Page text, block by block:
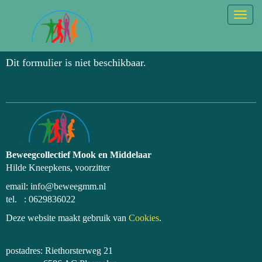
Dit formulier is niet beschikbaar.
Beweegcollectief Mook en Middelaar
Hilde Kneepkens, voorzitter
email: info@beweegmm.nl
tel. : 0629836022
Deze website maakt gebruik van Cookies.
postadres: Riethorsterweg 21